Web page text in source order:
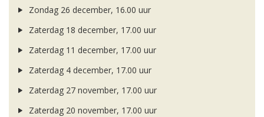
Zondag 26 december, 16.00 uur
Zaterdag 18 december, 17.00 uur
Zaterdag 11 december, 17.00 uur
Zaterdag 4 december, 17.00 uur
Zaterdag 27 november, 17.00 uur
Zaterdag 20 november, 17.00 uur